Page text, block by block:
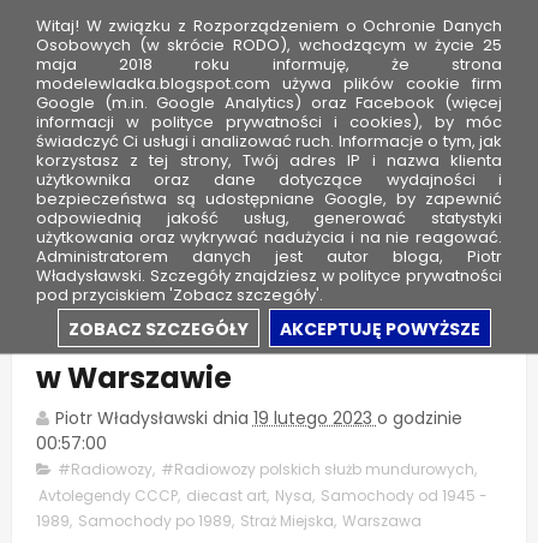
a
ZSD Nysa 522M- Straż Miejska
w Warszawie
Piotr Władysławski dnia 19 lutego 2023 o godzinie
00:57:00
#Radiowozy, #Radiowozy polskich służb mundurowych,
Avtolegendy CCCP, diecast art, Nysa, Samochody od 1945 -
1989, Samochody po 1989, Straż Miejska, Warszawa
Witaj! W związku z Rozporządzeniem o Ochronie Danych
Osobowych (w skrócie RODO), wchodzącym w życie 25
maja 2018 roku informuję, że strona
modelewladka.blogspot.com używa plików cookie firm
Google (m.in. Google Analytics) oraz Facebook (więcej
informacji w polityce prywatności i cookies), by móc
świadczyć Ci usługi i analizować ruch. Informacje o tym, jak
korzystasz z tej strony, Twój adres IP i nazwa klienta
użytkownika oraz dane dotyczące wydajności i
bezpieczeństwa są udostępniane Google, by zapewnić
odpowiednią jakość usług, generować statystyki
użytkowania oraz wykrywać nadużycia i na nie reagować.
Administratorem danych jest autor bloga, Piotr
Władysławski. Szczegóły znajdziesz w polityce prywatności
pod przyciskiem 'Zobacz szczegóły'.
ZOBACZ SZCZEGÓŁY AKCEPTUJĘ POWYŻSZE